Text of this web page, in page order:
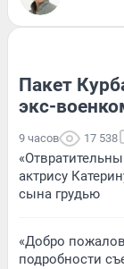
Пакет
экс-
9 часов 17 538
актрису
сына грудью
«Добро
подробности